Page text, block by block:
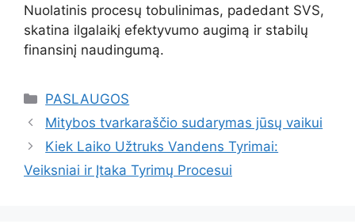
Nuolatinis procesų tobulinimas, padedant SVS,
skatina ilgalaikį efektyvumo augimą ir stabilų
finansinį naudingumą.
Kategorijos
PASLAUGOS
Mitybos tvarkaraščio sudarymas jūsų vaikui
Kiek Laiko Užtruks Vandens Tyrimai:
Veiksniai ir Įtaka Tyrimų Procesui